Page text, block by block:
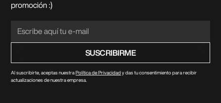
promoción :)
Al suscribirte, aceptas nuestraPolítica de Privacidad y das tu consentimiento para recibir
actualizaciones de nuestra empresa.